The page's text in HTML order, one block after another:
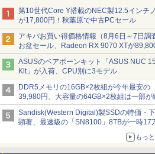
第10世代Core Y搭載のNEC製12.5インチ
が17,800円！秋葉原で中古PCセール
アキバお買い得価格情報（8月6日～7日調
お盆セール、Radeon RX 9070 XTが
円、水平周波数24.8kHz対応の17型モニタ
9,801円、暑さ指数連動セール ほか
ASUSのベアボーンキット「ASUS NUC
Kit」が入荷、CPU別に3モデル
DDR5メモリの16GB×2枚組が今年最安の
39,980円、大容量の64GB×2枚組は一部が
[8月前半のメモリ価格]
Sandisk(Western Digital)製SSDの特価・
顕著、最速級の「SN8100」8TBが一時17
もっ